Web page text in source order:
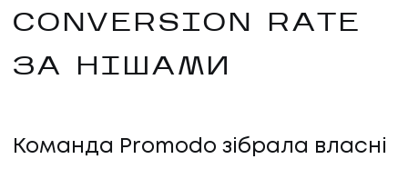
CONVERSION RATE
ЗА НІШАМИ
Команда Promodo зібрала власні